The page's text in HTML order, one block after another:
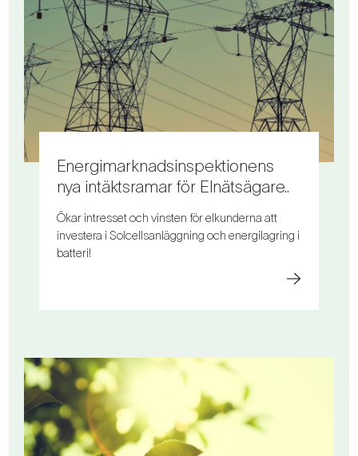
Energimarknadsinspektionens
nya intäktsramar för Elnätsägare..
Ökar intresset och vinsten för elkunderna att
investera i Solcellsanläggning och energilagring i
batteri!